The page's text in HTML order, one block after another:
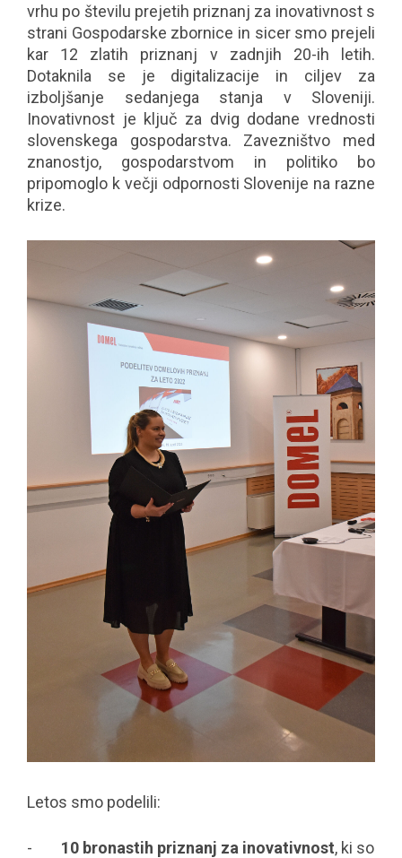
vrhu po številu prejetih priznanj za inovativnost s
strani Gospodarske zbornice in sicer smo prejeli
kar 12 zlatih priznanj v zadnjih 20-ih letih.
Dotaknila se je digitalizacije in ciljev za
izboljšanje sedanjega stanja v Sloveniji.
Inovativnost je ključ za dvig dodane vrednosti
slovenskega gospodarstva. Zavezništvo med
znanostjo, gospodarstvom in politiko bo
pripomoglo k večji odpornosti Slovenije na razne
krize.
Letos smo podelili:
- 10 bronastih priznanj za inovativnost, ki so